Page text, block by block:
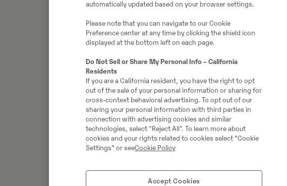
KAN HVO100 LAGRAS I TANKAR
Ja, och en positiv egenskap som
biologisk tillväxt i bränslet och
VAD SÄGER VOLVO CE OM ATT JAG
Volvo CE godkännersina motorer att
HVOi samtliga av dagens
modeller. Garantin på motorn gäller
VARFÖR ÄR HVO DYRARE ÄN DIESEL?
Det beror delvis på att
samlas in och ska sedan renas. Att
automatically updated based on your browser settings.
Please note that you can navigate to our Cookie
Preference center at any time by clicking the shield icon
displayed at the bottom left on each page.
Do Not Sell or Share My Personal Info – California
Residents
If you are a California resident, you have the right to opt
out of the sale of your personal information or sharing for
cross-context behavioral advertising. To opt out of our
sharing your personal information with third parties in
connection with advertising cookies and similar
technologies, select "Reject All". To learn more about
cookies and your rights related to cookies select “Cookie
Settings” or seeCookie Policy
Accept Cookies